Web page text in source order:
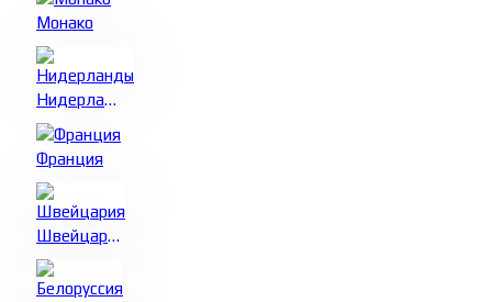
Монако
Нидерланды
Франция
Швейцария